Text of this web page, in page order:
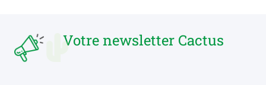
Votre newsletter Cactus